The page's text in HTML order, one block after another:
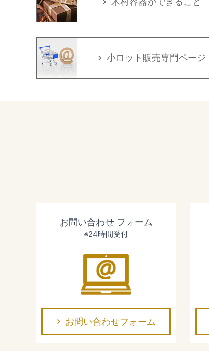
小ロット販売専門ページ
お問い合わせ フォーム
※24時間受付
お問い合わせフォーム